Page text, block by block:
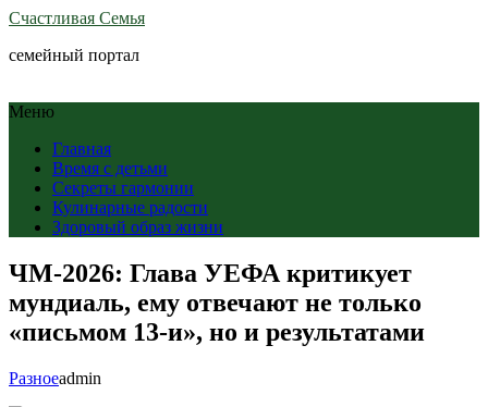
Счастливая Семья
семейный портал
Меню
Главная
Время с детьми
Секреты гармонии
Кулинарные радости
Здоровый образ жизни
ЧМ-2026: Глава УЕФА критикует
мундиаль, ему отвечают не только
«письмом 13-и», но и результатами
Разноеadmin